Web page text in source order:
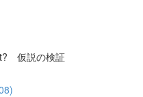
仮説の検証